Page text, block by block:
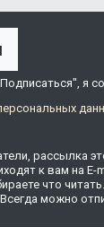
я
рассылка
к вам на E-
что
можно